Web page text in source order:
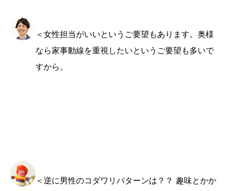
＜女性担当がいいというご要望もあります。奥様
なら家事動線を重視したいというご要望も多いで
すから。
＜逆に男性のコダワリパターンは？？ 趣味とかか